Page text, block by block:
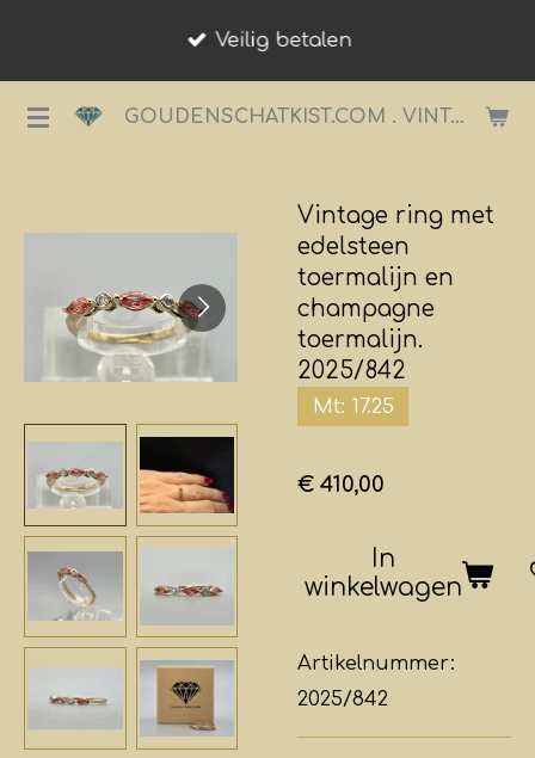
de
GOUDENSCHATKIST.COM . VINTAGE JUWELIER.
Veilig betalen
Vintage ring met
edelsteen
toermalijn en
champagne
toermalijn.
2025/842
Mt: 17.25
€ 410,00
In
winkelwagen
Artikelnummer:
2025/842